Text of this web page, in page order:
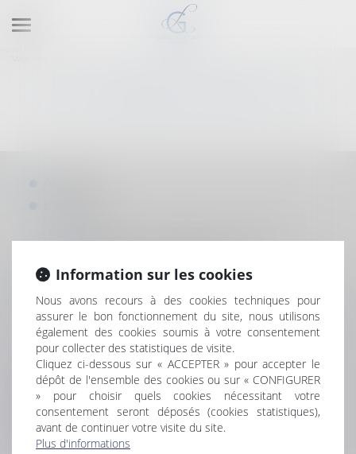
Ouvrir
LES DOMAINES D'INTERVENTION
RDV EN LIGNE
RDV AVEC MAÎTRE GASPARRI-LOMBARD
RDV AVEC MAÎTRE CHARLOTTE
LOMBARD
LES HONORAIRES
CONTACT
PLAN DU SITE
MENTIONS LÉGALES
Information sur les cookies
Nous avons recours à des cookies techniques pour
assurer le bon fonctionnement du site, nous utilisons
également des cookies soumis à votre consentement
pour collecter des statistiques de visite.
Cliquez ci-dessous sur « ACCEPTER » pour accepter le
dépôt de l'ensemble des cookies ou sur « CONFIGURER
» pour choisir quels cookies nécessitant votre
consentement seront déposés (cookies statistiques),
avant de continuer votre visite du site.
Plus d'informations